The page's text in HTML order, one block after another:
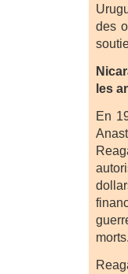
des
les
En
morts.